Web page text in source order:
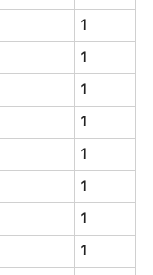
1
1
1
1
1
1
1
1